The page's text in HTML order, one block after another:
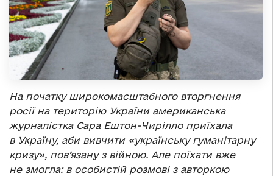
На початку широкомасштабного вторгнення
росії на територію України американська
журналістка Сара Ештон-Чирілло приїхала
в Україну, аби вивчити «українську гуманітарну
кризу», пов’язану з війною. Але поїхати вже
не змогла: в особистій розмові з авторкою